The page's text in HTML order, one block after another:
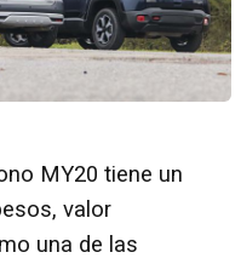
MY20 tiene un
valor
una de las